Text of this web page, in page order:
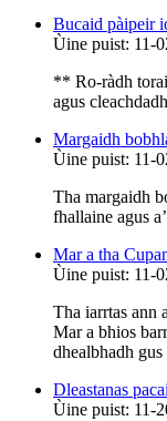
Bucaid pàipeir
Ùine puist: 11-
** Ro-ràdh
agus
Margaidh
Ùine puist: 11-
Tha margaidh
fhallaine agus
Mar a tha
Ùine puist: 11-
Tha iarrtas ann
Mar a bhios
dhealbhadh gus
Dleastanas
Ùine puist: 11-